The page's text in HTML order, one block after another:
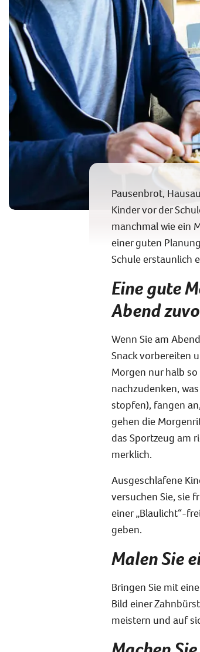
Pausenbrot,
Kinder vor der
manchmal wie ein
einer guten
Schule erstaunlich
Eine gute
Abend
Wenn Sie am
Snack vorbereiten
Morgen nur halb
nachzudenken,
stopfen), fangen
gehen die
das Sportzeug am
merklich.
Ausgeschlafene
versuchen Sie, sie
einer „Blaulicht“-
geben.
Malen Sie
Bringen Sie mit
Bild einer
meistern und auf